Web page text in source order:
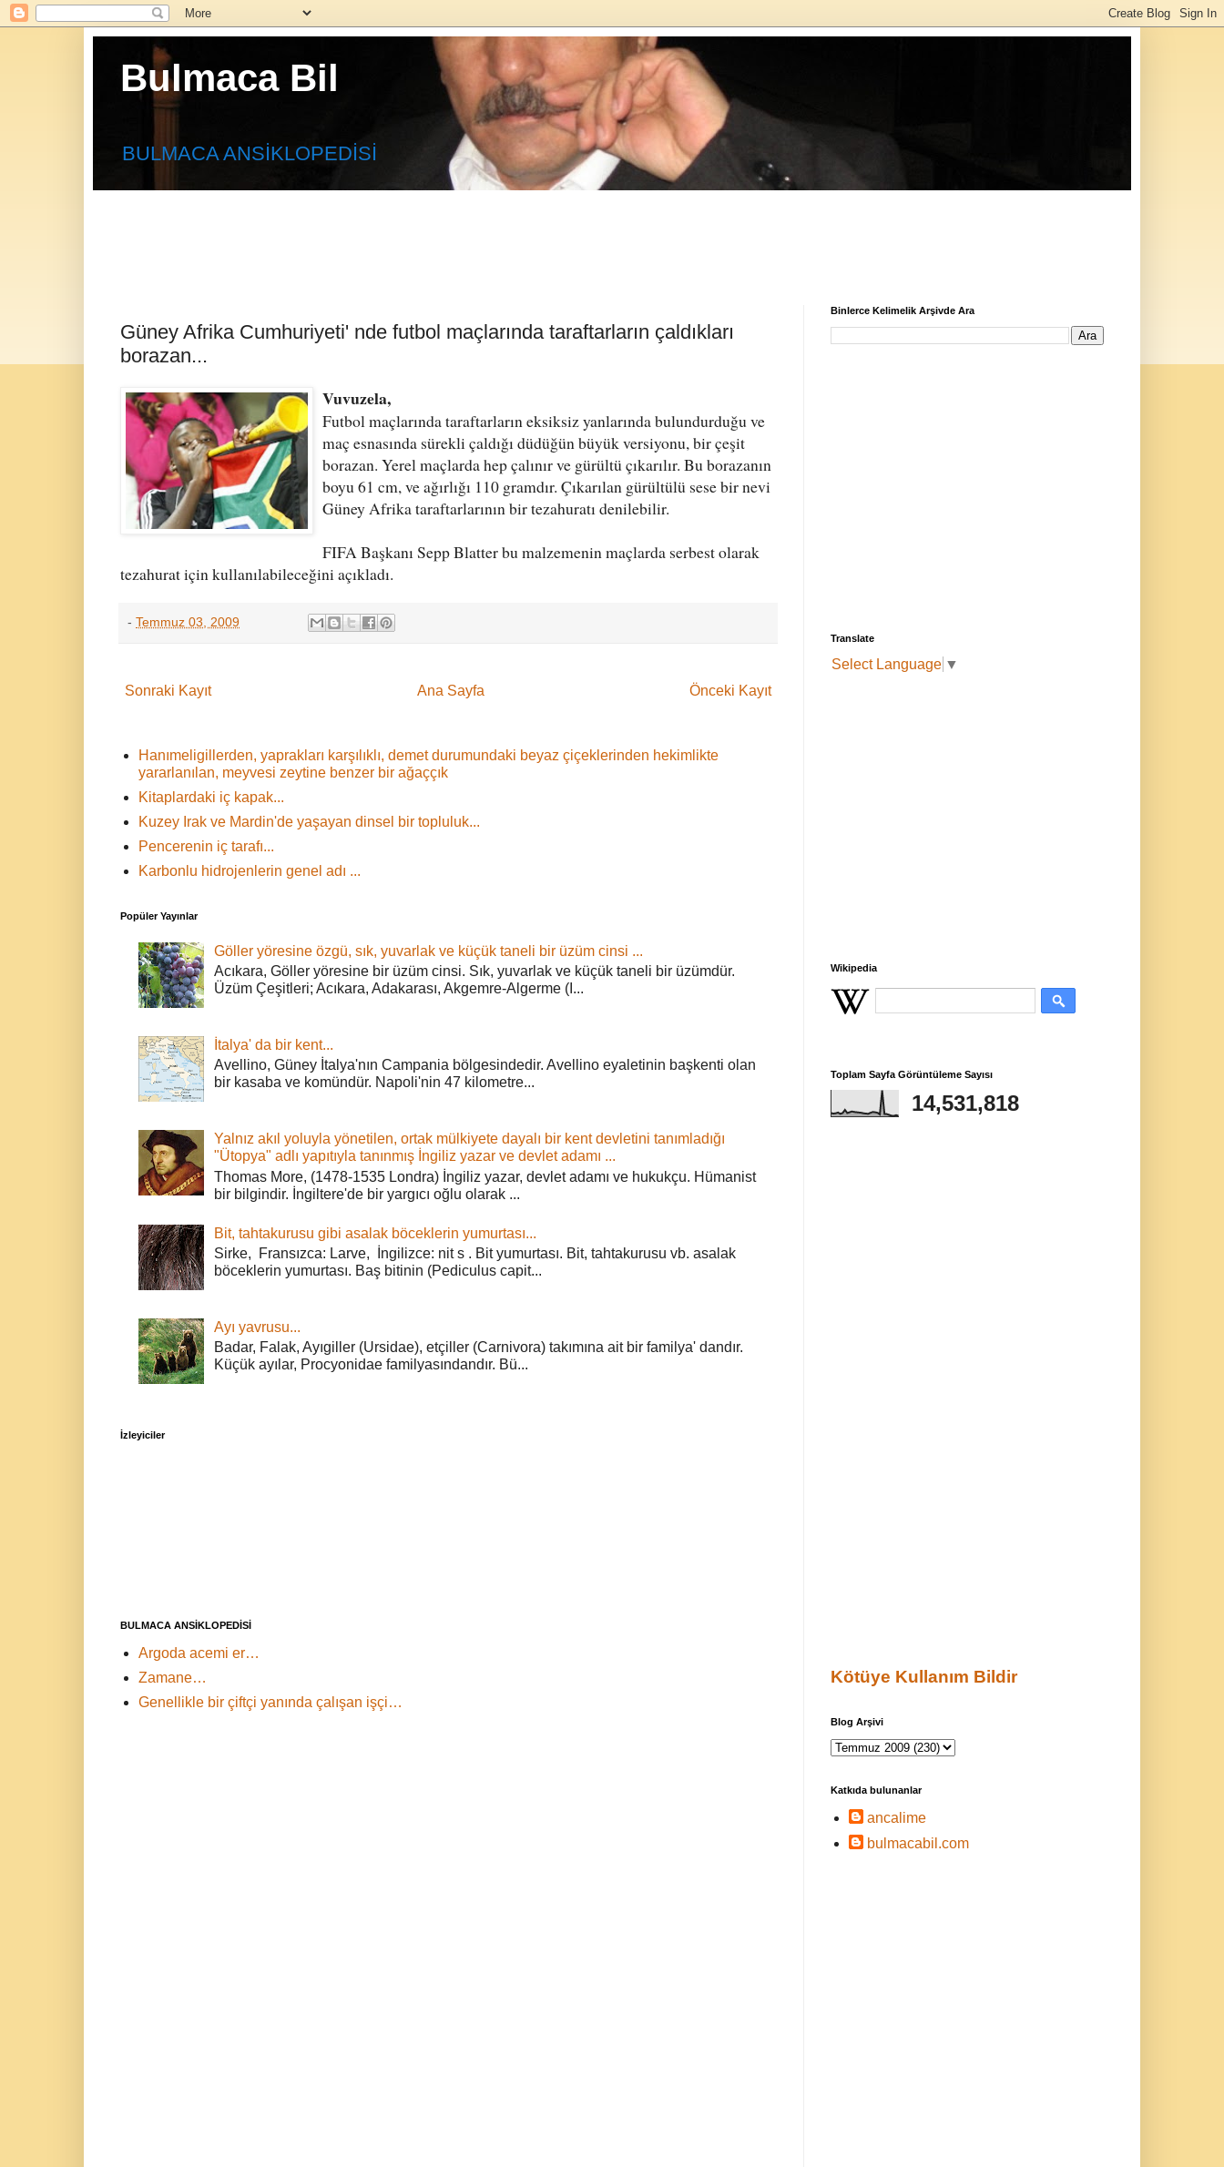
Bulmaca Bil
BULMACA ANSİKLOPEDİSİ
Güney Afrika Cumhuriyeti' nde futbol maçlarında taraftarların çaldıkları
borazan...
Vuvuzela,
Futbol maçlarında taraftarların eksiksiz yanlarında bulundurduğu ve
maç esnasında sürekli çaldığı düdüğün büyük versiyonu, bir çeşit
borazan. Yerel maçlarda hep çalınır ve gürültü çıkarılır. Bu borazanın
boyu 61 cm, ve ağırlığı 110 gramdır. Çıkarılan gürültülü sese bir nevi
Güney Afrika taraftarlarının bir tezahuratı denilebilir.
FIFA Başkanı Sepp Blatter bu malzemenin maçlarda serbest olarak
tezahurat için kullanılabileceğini açıkladı.
- Temmuz 03, 2009
Sonraki Kayıt Önceki Kayıt
Ana Sayfa
Hanımeligillerden, yaprakları karşılıklı, demet durumundaki beyaz çiçeklerinden hekimlikte
yararlanılan, meyvesi zeytine benzer bir ağaççık
Kitaplardaki iç kapak...
Kuzey Irak ve Mardin'de yaşayan dinsel bir topluluk...
Pencerenin iç tarafı...
Karbonlu hidrojenlerin genel adı ...
Popüler Yayınlar
Göller yöresine özgü, sık, yuvarlak ve küçük taneli bir üzüm cinsi ...
Acıkara, Göller yöresine bir üzüm cinsi. Sık, yuvarlak ve küçük taneli bir üzümdür.
Üzüm Çeşitleri; Acıkara, Adakarası, Akgemre-Algerme (I...
İtalya' da bir kent...
Avellino, Güney İtalya'nın Campania bölgesindedir. Avellino eyaletinin başkenti olan
bir kasaba ve komündür. Napoli'nin 47 kilometre...
Yalnız akıl yoluyla yönetilen, ortak mülkiyete dayalı bir kent devletini tanımladığı
"Ütopya" adlı yapıtıyla tanınmış İngiliz yazar ve devlet adamı ...
Thomas More, (1478-1535 Londra) İngiliz yazar, devlet adamı ve hukukçu. Hümanist
bir bilgindir. İngiltere'de bir yargıcı oğlu olarak ...
Bit, tahtakurusu gibi asalak böceklerin yumurtası...
Sirke, Fransızca: Larve, İngilizce: nit s . Bit yumurtası. Bit, tahtakurusu vb. asalak
böceklerin yumurtası. Baş bitinin (Pediculus capit...
Ayı yavrusu...
Badar, Falak, Ayıgiller (Ursidae), etçiller (Carnivora) takımına ait bir familya' dandır.
Küçük ayılar, Procyonidae familyasındandır. Bü...
İzleyiciler
BULMACA ANSİKLOPEDİSİ
Argoda acemi er…
Zamane…
Genellikle bir çiftçi yanında çalışan işçi…
Binlerce Kelimelik Arşivde Ara
Translate
Select Language ▼
Wikipedia
Toplam Sayfa Görüntüleme Sayısı
14,531,818
Kötüye Kullanım Bildir
Blog Arşivi
Katkıda bulunanlar
ancalime
bulmacabil.com